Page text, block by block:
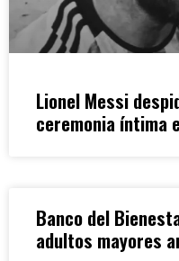
Lionel Messi
ceremonia íntima
Banco del
adultos mayores